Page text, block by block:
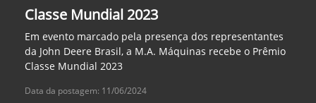
Classe Mundial 2023
Em evento marcado pela presença dos representantes
da John Deere Brasil, a M.A. Máquinas recebe o Prêmio
Classe Mundial 2023
Data da postagem: 11/06/2024